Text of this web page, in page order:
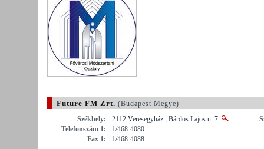
Future FM Zrt. (Budapest Megye)
Székhely:
2112 Veresegyház , Bárdos Lajos u. 7.
Telefonszám 1:
1/468-4080
Fax 1:
1/468-4088